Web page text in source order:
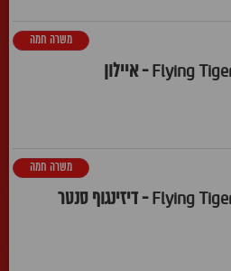
משרה חמה
משרה חמה